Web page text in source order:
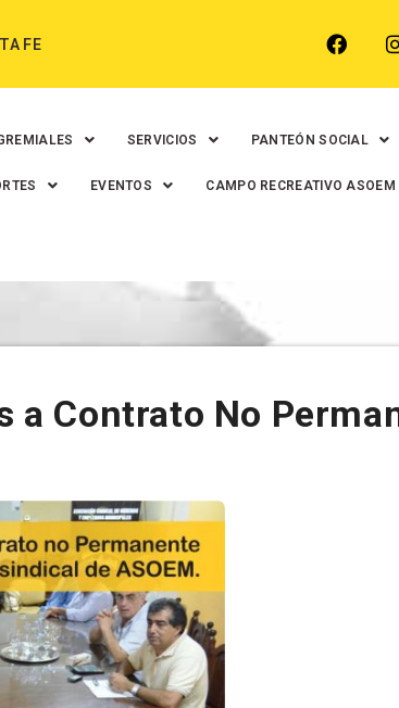
FE
SERVICIOS PANTEÓN SOCIAL
EVENTOS CAMPO RECREATIVO ASOEM
a Contrato No